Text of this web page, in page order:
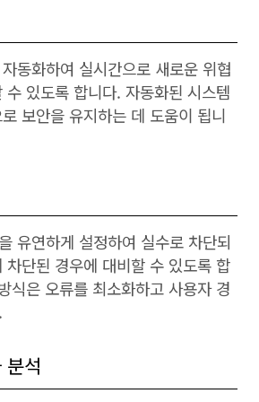
동화하여 실시간으로 새로운 위협
수 있도록 합니다. 자동화된 시스템
보안을 유지하는 데 도움이 됩니
유연하게 설정하여 실수로 차단되
차단된 경우에 대비할 수 있도록 합
식은 오류를 최소화하고 사용자 경
석